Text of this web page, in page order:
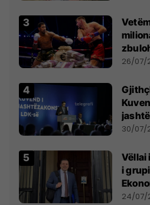
e
26/07/
së
30/07/
Vëllai
i
24/07/